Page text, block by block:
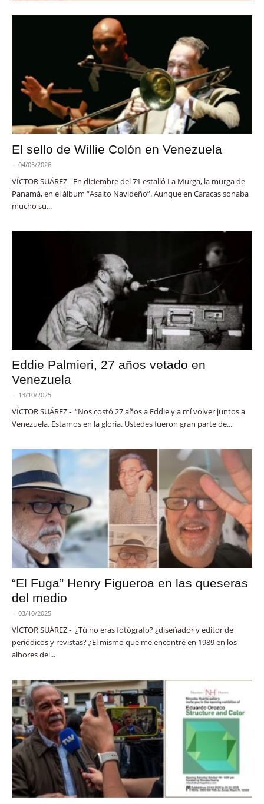
El sello de Willie Colón en Venezuela
- 04/05/2026
VÍCTOR SUÁREZ - En diciembre del 71 estalló La Murga, la murga de
Panamá, en el álbum “Asalto Navideño”. Aunque en Caracas sonaba
mucho su...
Eddie Palmieri, 27 años vetado en
Venezuela
- 13/10/2025
VÍCTOR SUÁREZ - “Nos costó 27 años a Eddie y a mí volver juntos a
Venezuela. Estamos en la gloria. Ustedes fueron gran parte de...
“El Fuga” Henry Figueroa en las queseras
del medio
- 03/10/2025
VÍCTOR SUÁREZ - ¿Tú no eras fotógrafo? ¿diseñador y editor de
periódicos y revistas? ¿El mismo que me encontré en 1989 en los
albores del...